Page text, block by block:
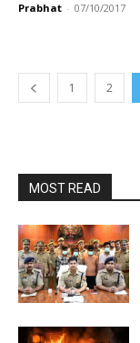
Prabhat - 07/10/2017
1 2
MOST READ